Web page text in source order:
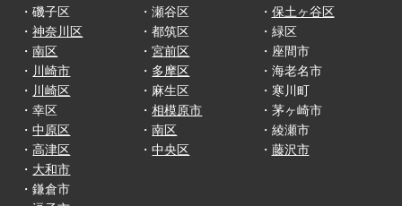
・磯子区
・神奈川区
・瀬谷区
・都筑区
・ 保土ヶ谷区
・緑区
・南区
・ 川崎市
・ 川崎区
・幸区
・中原区
・高津区
・宮前区
・ 多摩区
・麻生区
・相模原市
・南区
・中央区
・座間市
・海老名市
・寒川町
・茅ヶ崎市
・綾瀬市
・ 藤沢市
・ 大和市
・鎌倉市